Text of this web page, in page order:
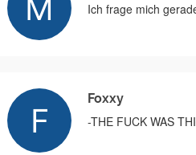
Ich frage mich
Foxxy
-THE FUCK WAS